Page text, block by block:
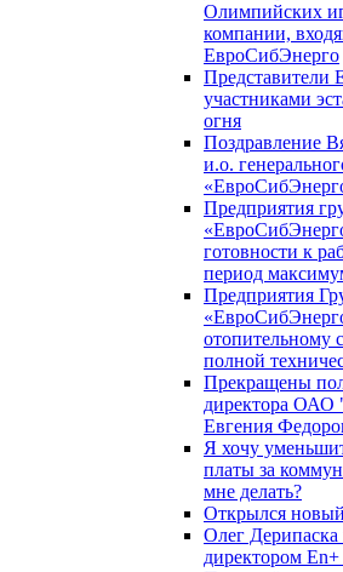
Олимпийских
компании,
ЕвроСибЭнерго
Представители
участниками
огня
Поздравление
и.о.
Предприятия
готовности к
период
Предприятия
отопительному
полной
Прекращены
директора ОАО
Евгения
Я хочу
платы за
мне делать?
Открылся
Олег Дерипаска
директором